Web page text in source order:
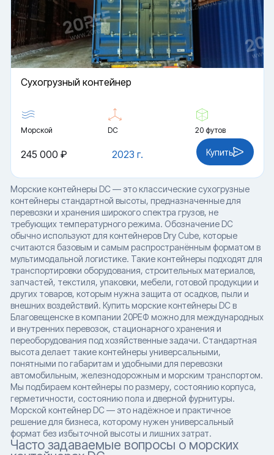
Cухогрузный контейнер
Морской DC 20 футов
2023 г.
245 000 ₽ Купить
Морские контейнеры DC — это классические сухогрузные
контейнеры стандартной высоты, предназначенные для
перевозки и хранения широкого спектра грузов, не
требующих температурного режима. Обозначение DC
обычно используют для контейнеров Dry Cube, которые
считаются базовым и самым распространённым форматом в
мультимодальной логистике. Такие контейнеры подходят для
транспортировки оборудования, строительных материалов,
запчастей, текстиля, упаковки, мебели, готовой продукции и
других товаров, которым нужна защита от осадков, пыли и
внешних воздействий. Купить морские контейнеры DC в
Благовещенске в компании 20РЕФ можно для международных
и внутренних перевозок, стационарного хранения и
переоборудования под хозяйственные задачи. Стандартная
высота делает такие контейнеры универсальными,
понятными по габаритам и удобными для перевозки
автомобильным, железнодорожным и морским транспортом.
Мы подбираем контейнеры по размеру, состоянию корпуса,
герметичности, состоянию пола и дверной фурнитуры.
Морской контейнер DC — это надёжное и практичное
решение для бизнеса, которому нужен универсальный
формат без избыточной высоты и лишних затрат.
Часто задаваемые вопросы о морских